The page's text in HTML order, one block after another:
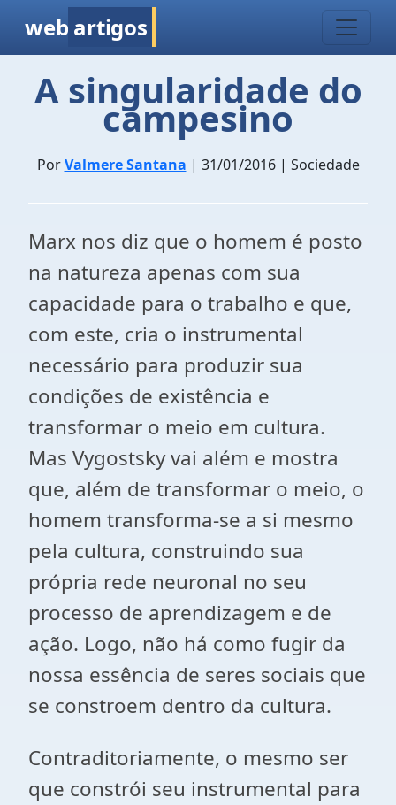
web artigos
A singularidade do
campesino
PorValmere Santana | 31/01/2016 | Sociedade
Marx nos diz que o homem é posto
na natureza apenas com sua
capacidade para o trabalho e que,
com este, cria o instrumental
necessário para produzir sua
condições de existência e
transformar o meio em cultura.
Mas Vygostsky vai além e mostra
que, além de transformar o meio, o
homem transforma-se a si mesmo
pela cultura, construindo sua
própria rede neuronal no seu
processo de aprendizagem e de
ação. Logo, não há como fugir da
nossa essência de seres sociais que
se constroem dentro da cultura.
Contraditoriamente, o mesmo ser
que constrói seu instrumental para